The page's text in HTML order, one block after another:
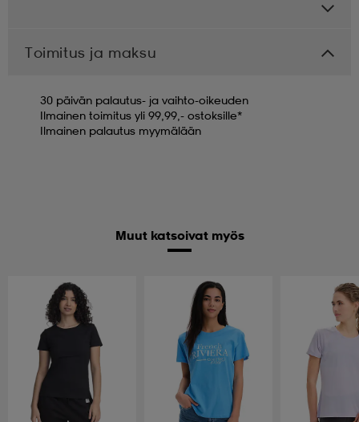
Toimitus ja maksu
30 päivän palautus- ja vaihto-oikeuden
Ilmainen toimitus yli 99,99,- ostoksille*
Ilmainen palautus myymälään
Muut katsoivat myös